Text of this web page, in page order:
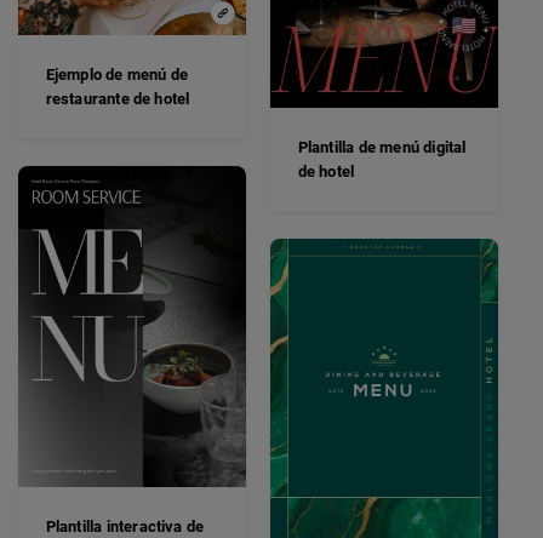
Ejemplo de menú de
restaurante de hotel
Plantilla de menú digital
de hotel
Plantilla interactiva de